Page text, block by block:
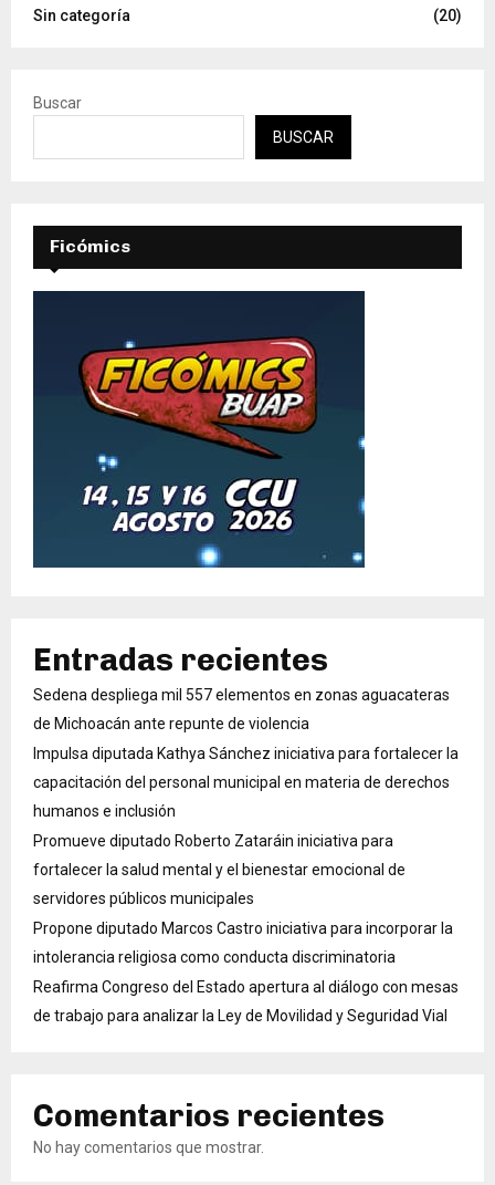
Sin categoría
(20)
Buscar
BUSCAR
Ficómics
Entradas recientes
Sedena despliega mil 557 elementos en zonas aguacateras
de Michoacán ante repunte de violencia
Impulsa diputada Kathya Sánchez iniciativa para fortalecer la
capacitación del personal municipal en materia de derechos
humanos e inclusión
Promueve diputado Roberto Zataráin iniciativa para
fortalecer la salud mental y el bienestar emocional de
servidores públicos municipales
Propone diputado Marcos Castro iniciativa para incorporar la
intolerancia religiosa como conducta discriminatoria
Reafirma Congreso del Estado apertura al diálogo con mesas
de trabajo para analizar la Ley de Movilidad y Seguridad Vial
Comentarios recientes
No hay comentarios que mostrar.